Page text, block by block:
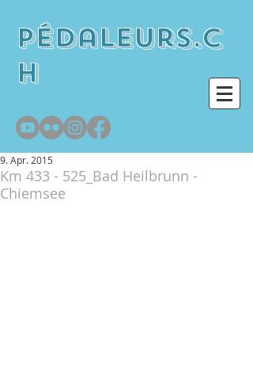
pédaleurs.c
h
Km 433 - 525_Bad Heilbrunn -
Chiemsee
9. Apr. 2015